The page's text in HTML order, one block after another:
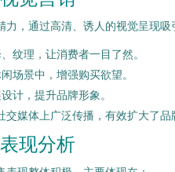
力，通过高清、诱人的视觉呈现
纹理，让消费者一目了然。
场景中，增强购买欲望。
计，提升品牌形象。
媒体上广泛传播，有效扩大了品
现分析